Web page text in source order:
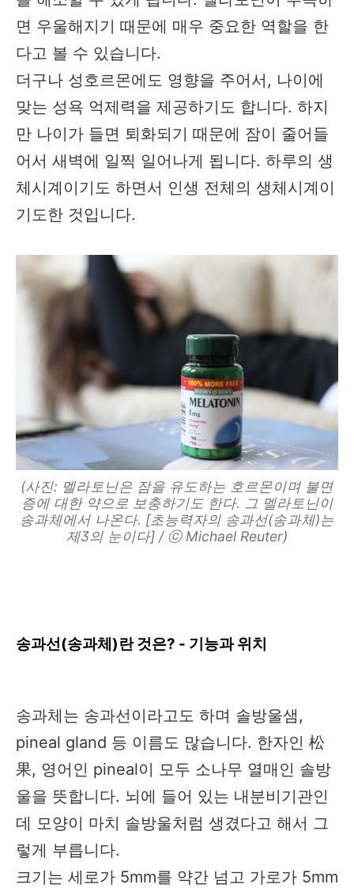
면 우울해지기 때문에 매우 중요한 역할을 한
다고 볼 수 있습니다.
더구나 성호르몬에도 영향을 주어서, 나이에
맞는 성욕 억제력을 제공하기도 합니다. 하지
만 나이가 들면 퇴화되기 때문에 잠이 줄어들
어서 새벽에 일찍 일어나게 됩니다. 하루의 생
체시계이기도 하면서 인생 전체의 생체시계이
기도한 것입니다.
(사진: 멜라토닌은 잠을 유도하는 호르몬이며 불면
증에 대한 약으로 보충하기도 한다. 그 멜라토닌이
송과체에서 나온다. [초능력자의 송과선(송과체)는
제3의 눈이다] / ⓒ Michael Reuter)
송과선(송과체)란 것은? - 기능과 위치
송과체는 송과선이라고도 하며 솔방울샘,
pineal gland 등 이름도 많습니다. 한자인 松
果, 영어인 pineal이 모두 소나무 열매인 솔방
울을 뜻합니다. 뇌에 들어 있는 내분비기관인
데 모양이 마치 솔방울처럼 생겼다고 해서 그
렇게 부릅니다.
크기는 세로가 5mm를 약간 넘고 가로가 5mm